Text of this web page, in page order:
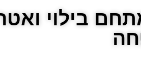
בילוי